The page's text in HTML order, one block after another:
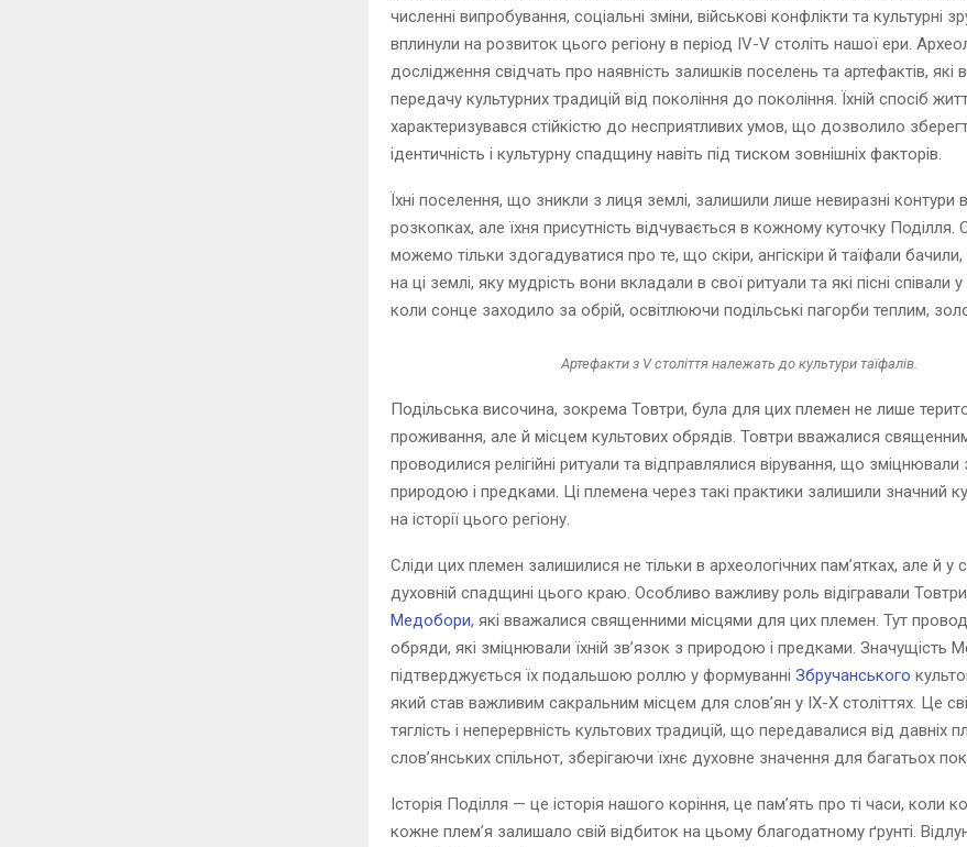
численні випробування, соціальні зміни, військові конфлікти та культурні
вплинули на розвиток цього регіону в період IV-V століть нашої ери.
дослідження свідчать про наявність залишків поселень та артефактів, які
передачу культурних традицій від покоління до покоління. Їхній спосіб
характеризувався стійкістю до несприятливих умов, що дозволило
ідентичність і культурну спадщину навіть під тиском зовнішніх факторів.
Їхні поселення, що зникли з лиця землі, залишили лише невиразні контури
розкопках, але їхня присутність відчувається в кожному куточку Поділля.
можемо тільки здогадуватися про те, що скіри, ангіскіри й таїфали
на ці землі, яку мудрість вони вкладали в свої ритуали та які пісні співали у
коли сонце заходило за обрій, освітлюючи подільські пагорби теплим,
Артефакти з V століття належать до культури таїфалів.
Подільська височина, зокрема Товтри, була для цих племен не лише
проживання, але й місцем культових обрядів. Товтри вважалися
проводилися релігійні ритуали та відправлялися вірування, що зміцнювали
природою і предками. Ці племена через такі практики залишили значний
на історії цього регіону.
Сліди цих племен залишилися не тільки в археологічних пам’ятках, але й у
духовній спадщині цього краю. Особливо важливу роль відігравали
Медобори, які вважалися священними місцями для цих племен. Тут
обряди, які зміцнювали їхній зв’язок з природою і предками. Значущість
підтверджується їх подальшою роллю у формуванні Збручанського
який став важливим сакральним місцем для слов’ян у IX-X століттях. Це
тяглість і неперервність культових традицій, що передавалися від давніх
слов’янських спільнот, зберігаючи їхнє духовне значення для багатьох
Історія Поділля — це історія нашого коріння, це пам’ять про ті часи, коли
кожне плем’я залишало свій відбиток на цьому благодатному ґрунті.